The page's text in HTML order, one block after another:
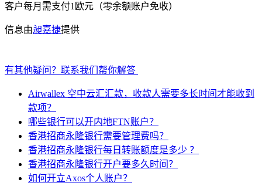
客户每月需支付1欧元（零余额账户免收）
信息由昶嘉捷提供
有其他疑问？联系我们帮你解答
Airwallex 空中云汇汇款，收款人需要多长时间才能收到
款项？
哪些银行可以开内地FTN账户？
香港招商永隆银行需要管理费吗？
香港招商永隆银行每日转账额度是多少 ？
香港招商永隆银行开户要多久时间？
如何开立Axos个人账户？